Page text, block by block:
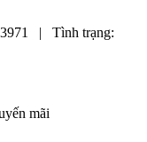
|
Tình trạng:
mãi